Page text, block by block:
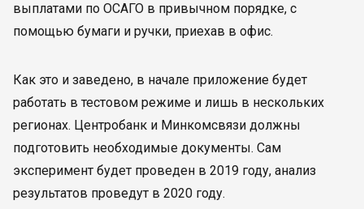
выплатами по ОСАГО в привычном порядке, с
помощью бумаги и ручки, приехав в офис.
Как это и заведено, в начале приложение будет
работать в тестовом режиме и лишь в нескольких
регионах. Центробанк и Минкомсвязи должны
подготовить необходимые документы. Сам
эксперимент будет проведен в 2019 году, анализ
результатов проведут в 2020 году.